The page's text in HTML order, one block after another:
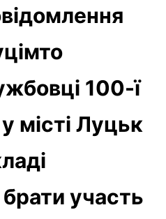
100-ї
місті Луцьк
участь